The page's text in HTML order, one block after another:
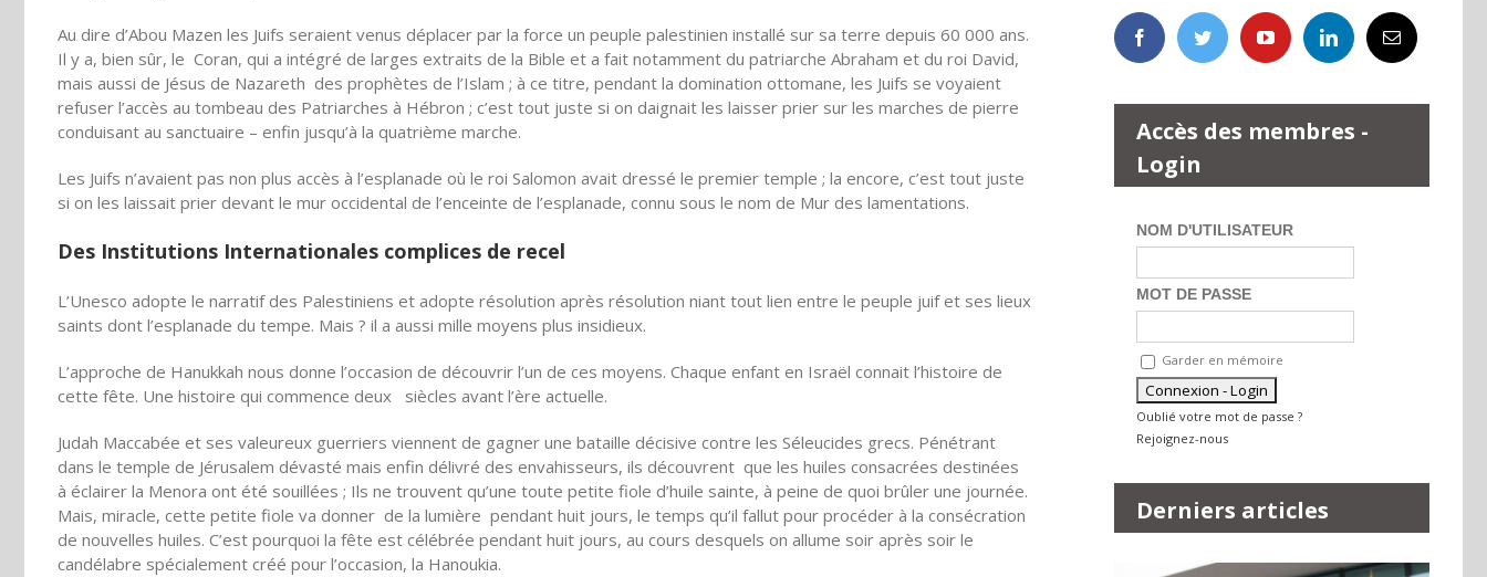
Au dire d’Abou Mazen les Juifs seraient venus déplacer par la force un peuple palestinien installé sur sa terre depuis 60 000 ans.
Il y a, bien sûr, le Coran, qui a intégré de larges extraits de la Bible et a fait notamment du patriarche Abraham et du roi David,
mais aussi de Jésus de Nazareth des prophètes de l’Islam ; à ce titre, pendant la domination ottomane, les Juifs se voyaient
refuser l’accès au tombeau des Patriarches à Hébron ; c’est tout juste si on daignait les laisser prier sur les marches de pierre
conduisant au sanctuaire – enfin jusqu’à la quatrième marche.
Les Juifs n’avaient pas non plus accès à l’esplanade où le roi Salomon avait dressé le premier temple ; la encore, c’est tout juste
si on les laissait prier devant le mur occidental de l’enceinte de l’esplanade, connu sous le nom de Mur des lamentations.
Des Institutions Internationales complices de recel
L’Unesco adopte le narratif des Palestiniens et adopte résolution après résolution niant tout lien entre le peuple juif et ses lieux
saints dont l’esplanade du tempe. Mais ? il a aussi mille moyens plus insidieux.
L’approche de Hanukkah nous donne l’occasion de découvrir l’un de ces moyens. Chaque enfant en Israël connait l’histoire de
cette fête. Une histoire qui commence deux siècles avant l’ère actuelle.
Judah Maccabée et ses valeureux guerriers viennent de gagner une bataille décisive contre les Séleucides grecs. Pénétrant
dans le temple de Jérusalem dévasté mais enfin délivré des envahisseurs, ils découvrent que les huiles consacrées destinées
à éclairer la Menora ont été souillées ; Ils ne trouvent qu’une toute petite fiole d’huile sainte, à peine de quoi brûler une journée.
Mais, miracle, cette petite fiole va donner de la lumière pendant huit jours, le temps qu’il fallut pour procéder à la consécration
de nouvelles huiles. C’est pourquoi la fête est célébrée pendant huit jours, au cours desquels on allume soir après soir le
candélabre spécialement créé pour l’occasion, la Hanoukia.
Accès des membres -
Login
NOM D'UTILISATEUR
MOT DE PASSE
Garder en mémoire
Oublié votre mot de passe ?
Rejoignez-nous
Derniers articles